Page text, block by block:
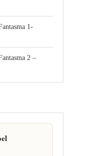
1-
2 –